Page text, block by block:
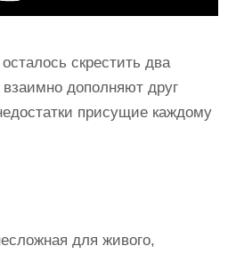
скрестить два
дополняют друг
присущие каждому
для живого,